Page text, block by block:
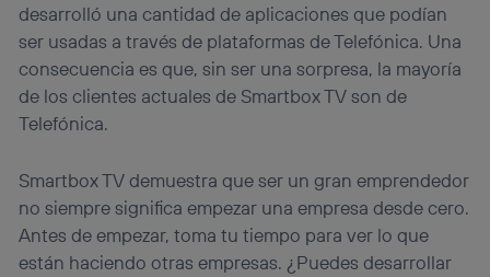
desarrolló una cantidad de aplicaciones que podían
ser usadas a través de plataformas de Telefónica. Una
consecuencia es que, sin ser una sorpresa, la mayoría
de los clientes actuales de Smartbox TV son de
Telefónica.
Smartbox TV demuestra que ser un gran emprendedor
no siempre significa empezar una empresa desde cero.
Antes de empezar, toma tu tiempo para ver lo que
están haciendo otras empresas. ¿Puedes desarrollar